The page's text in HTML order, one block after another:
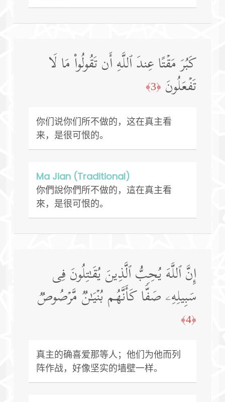
كَبُرَ مَقۡتًا عِندَ ٱللَّهِ أَن تَقُولُوا۟ مَا لَا
تَفۡعَلُونَ ﴿3﴾
你们说你们所不做的，这在真主看
来，是很可恨的。
Ma Jian (Traditional)
你們說你們所不做的，這在真主看
來，是很可恨的。
إِنَّ ٱللَّهَ یُحِبُّ ٱلَّذِینَ یُقَـٰتِلُونَ فِی
سَبِیلِهِۦ صَفࣰّا كَأَنَّهُم بُنۡیَـٰنࣱ مَّرۡصُوصࣱ
﴿4﴾
真主的确喜爱那等人；他们为他而列
阵作战，好像坚实的墙壁一样。